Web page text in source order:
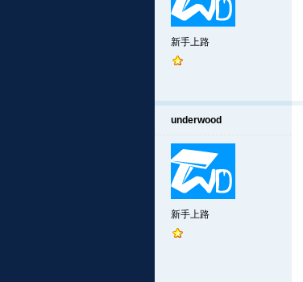
新手上路
underwood
新手上路